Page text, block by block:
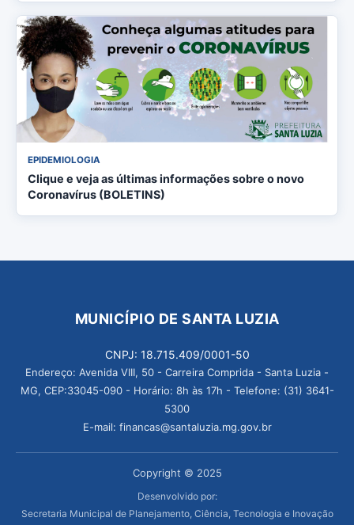
EPIDEMIOLOGIA
Clique e veja as últimas informações sobre o novo
Coronavírus (BOLETINS)
MUNICÍPIO DE SANTA LUZIA
CNPJ: 18.715.409/0001-50
Endereço: Avenida VIII, 50 - Carreira Comprida - Santa Luzia -
MG, CEP:33045-090 - Horário: 8h às 17h - Telefone: (31) 3641-
5300
E-mail: financas@santaluzia.mg.gov.br
Copyright © 2025
Desenvolvido por:
Secretaria Municipal de Planejamento, Ciência, Tecnologia e Inovação